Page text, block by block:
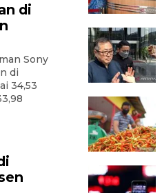
di
Sony
di
34,53